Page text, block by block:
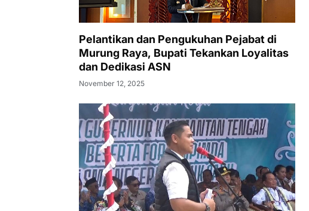
Pelantikan dan Pengukuhan Pejabat di
Murung Raya, Bupati Tekankan Loyalitas
dan Dedikasi ASN
November 12, 2025